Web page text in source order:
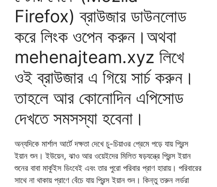
Firefox) ব্রাউজার ডাউনলোড
করে লিংক ওপেন করুন।অথবা
mehenajteam.xyz লিখে
ওই ব্রাউজার এ গিয়ে সার্চ করুন।
তাহলে আর কোনোদিন এপিসোড
দেখতে সমসস্যা হবেনা।
অন্যদিকে মার্শাল আর্টে দক্ষতা দেখে চু-চিয়াওর প্রেমে পড়ে যায় প্রিন্স
ইয়ান শুন। ইউয়েন, ঝাও আর ওয়েইদের মিলিত ষড়যন্ত্রে প্রিন্স ইয়ান
শুনের বাবা মার্কুইস ডিংবেই এবং তার পুরো পরিবার প্রাণ হারায়। পরিবারের
সাথে না থাকায় প্রাণে বেঁচে যায় প্রিন্স ইয়ান শুন। কিন্তু তরুন লর্ডরা